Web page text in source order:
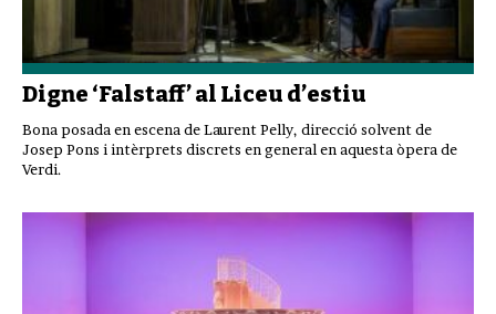
Digne ‘Falstaff’ al Liceu d’estiu
Bona posada en escena de Laurent Pelly, direcció solvent de
Josep Pons i intèrprets discrets en general en aquesta òpera de
Verdi.